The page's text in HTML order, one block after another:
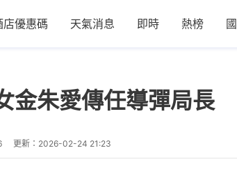
店優惠碼 天氣消息 即時 熱榜
金朱愛傳任導彈局長
更新： 2026-02-24 21:23